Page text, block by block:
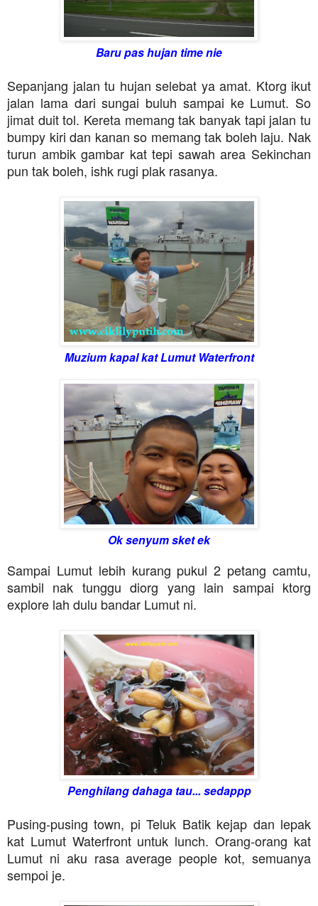
Baru pas hujan time nie
Sepanjang jalan tu hujan selebat ya amat. Ktorg ikut
jalan lama dari sungai buluh sampai ke Lumut. So
jimat duit tol. Kereta memang tak banyak tapi jalan tu
bumpy kiri dan kanan so memang tak boleh laju. Nak
turun ambik gambar kat tepi sawah area Sekinchan
pun tak boleh, ishk rugi plak rasanya.
Muzium kapal kat Lumut Waterfront
Ok senyum sket ek
Sampai Lumut lebih kurang pukul 2 petang camtu,
sambil nak tunggu diorg yang lain sampai ktorg
explore lah dulu bandar Lumut ni.
Penghilang dahaga tau... sedappp
Pusing-pusing town, pi Teluk Batik kejap dan lepak
kat Lumut Waterfront untuk lunch. Orang-orang kat
Lumut ni aku rasa average people kot, semuanya
sempoi je.